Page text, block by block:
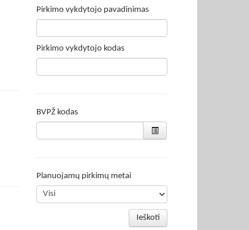
Pirkimo vykdytojo pavadinimas
Pirkimo vykdytojo kodas
BVPŽ kodas
Planuojamų pirkimų metai
Ieškoti